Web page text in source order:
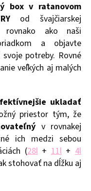
box v ratanovom
od švajčiarskej
rovnako ako naši
a objavte
potreby. Rovné
veľkých aj malých
ukladať
priestor tým, že
v rovnakej
ich medzi sebou
(28l+11l+ 4l
stohovať na dĺžku aj